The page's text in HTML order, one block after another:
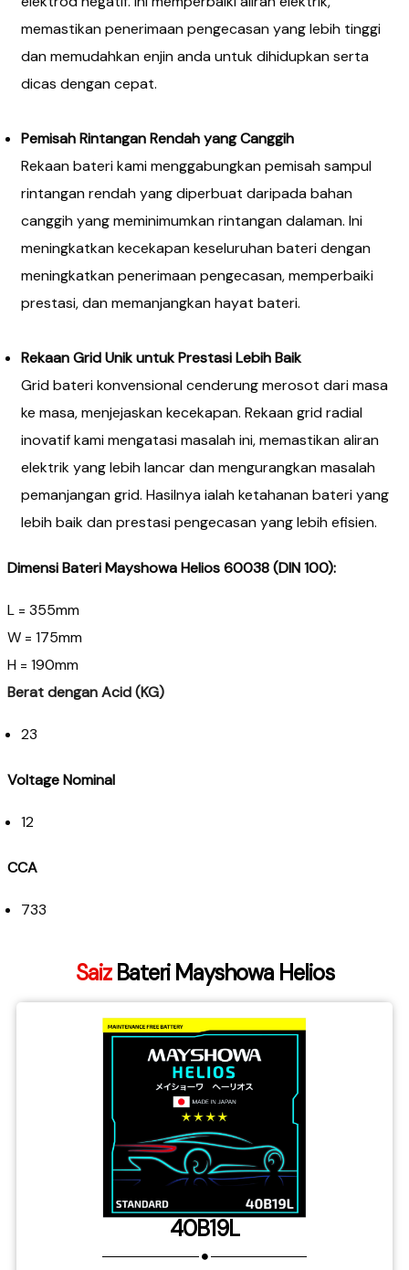
memastikan penerimaan pengecasan yang lebih tinggi
dan memudahkan enjin anda untuk dihidupkan serta
dicas dengan cepat.
Pemisah Rintangan Rendah yang Canggih
Rekaan bateri kami menggabungkan pemisah sampul
rintangan rendah yang diperbuat daripada bahan
canggih yang meminimumkan rintangan dalaman. Ini
meningkatkan kecekapan keseluruhan bateri dengan
meningkatkan penerimaan pengecasan, memperbaiki
prestasi, dan memanjangkan hayat bateri.
Rekaan Grid Unik untuk Prestasi Lebih Baik
Grid bateri konvensional cenderung merosot dari masa
ke masa, menjejaskan kecekapan. Rekaan grid radial
inovatif kami mengatasi masalah ini, memastikan aliran
elektrik yang lebih lancar dan mengurangkan masalah
pemanjangan grid. Hasilnya ialah ketahanan bateri yang
lebih baik dan prestasi pengecasan yang lebih efisien.
Dimensi Bateri Mayshowa Helios60038 (DIN 100):​
L = 355mm​
W = 175mm​
H = 190mm
Berat dengan Acid (KG)
23
Voltage Nominal
12
CCA
733
SaizBateri Mayshowa Helios
40B19L